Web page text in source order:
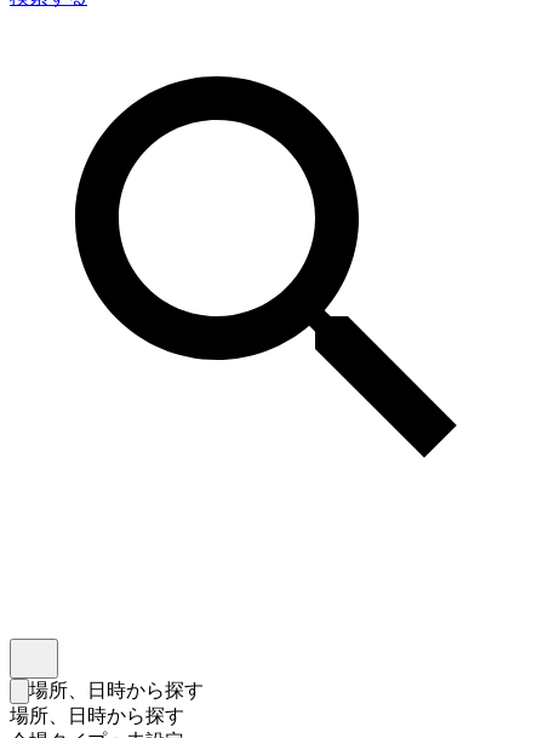
検索フォームを閉じる
場所、日時から探す
場所、日時から探す